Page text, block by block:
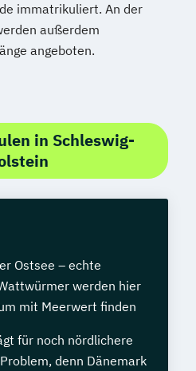
immatrikuliert. An der
außerdem
angeboten.
in Schleswig-
Ostsee – echte
werden hier
mit Meerwert finden
für noch nördlichere
denn Dänemark